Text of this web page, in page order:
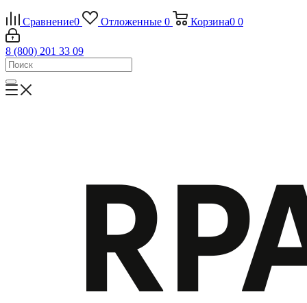
Сравнение0 Отложенные 0 Корзина0 0
8 (800) 201 33 09